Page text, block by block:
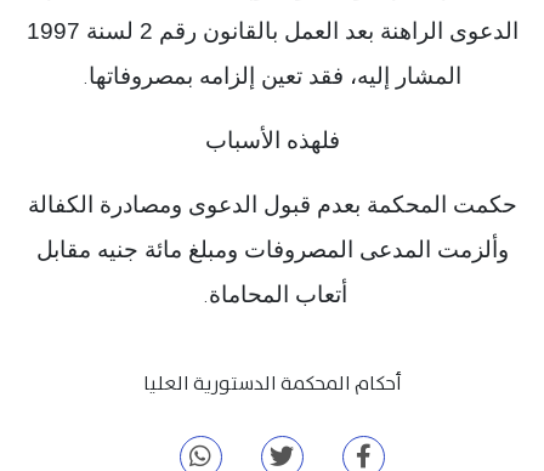
الدعوى الراهنة بعد العمل بالقانون رقم 2 لسنة 1997
المشار إليه، فقد تعين إلزامه بمصروفاتها.
فلهذه الأسباب
حكمت المحكمة بعدم قبول الدعوى ومصادرة الكفالة
وألزمت المدعى المصروفات ومبلغ مائة جنيه مقابل
أتعاب المحاماة.
أحكام المحكمة الدستورية العليا